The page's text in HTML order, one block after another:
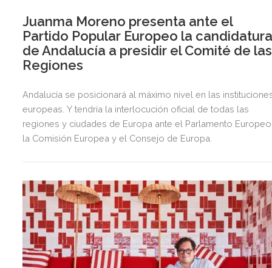
Juanma Moreno presenta ante el
Partido Popular Europeo la
de Andalucía a presidir el Comité de las
Regiones
Andalucía se posicionará al máximo nivel en las
europeas. Y tendría la interlocución oficial de todas las
regiones y ciudades de Europa ante el Parlamento
la Comisión Europea y el Consejo de Europa.